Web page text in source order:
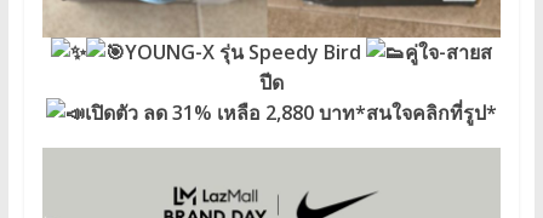
YOUNG-X รุ่น Speedy Bird
คู่ใจ-สายส
ปีด
เปิดตัว ลด 31% เหลือ 2,880 บาท*สนใจคลิกที่รูป*